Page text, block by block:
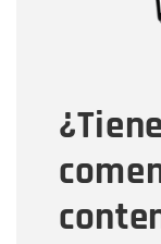
Tipo de
Mensaje